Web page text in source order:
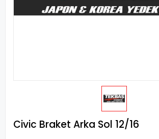
Civic Braket Arka Sol 12/16